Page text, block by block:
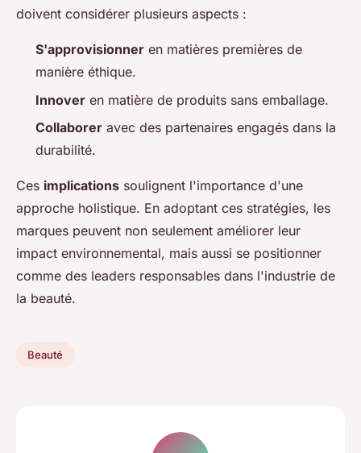
doivent considérer plusieurs aspects :
S'approvisionner en matières premières de
manière éthique.
Innover en matière de produits sans emballage.
Collaborer avec des partenaires engagés dans la
durabilité.
Ces implications soulignent l'importance d'une
approche holistique. En adoptant ces stratégies, les
marques peuvent non seulement améliorer leur
impact environnemental, mais aussi se positionner
comme des leaders responsables dans l'industrie de
la beauté.
Beauté